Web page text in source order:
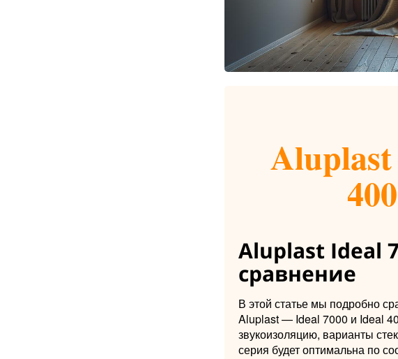
Aluplast
Aluplast Ideal
сравнение
В этой статье мы подробно
Aluplast — Ideal 7000 и Ideal
звукоизоляцию, варианты
серия будет оптимальна по